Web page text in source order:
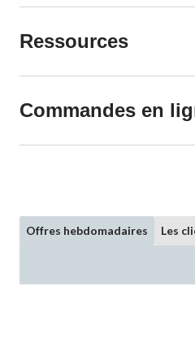
Ressources
Commandes en
Offres hebdomadaires Les